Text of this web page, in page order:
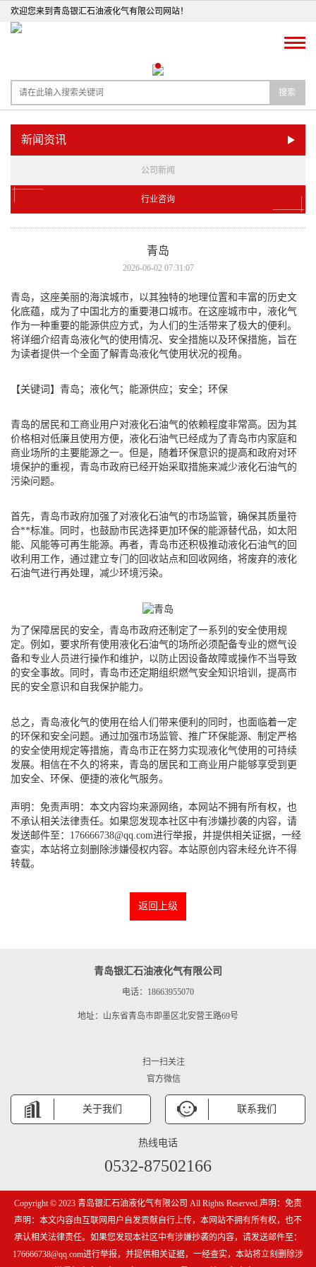
欢迎您来到青岛银汇石油液化气有限公司网站！
搜索
新闻资讯
公司新闻
行业咨询
青岛
2026-06-02 07:31:07
青岛，这座美丽的海滨城市，以其独特的地理位置和丰富的历史文
化底蕴，成为了中国北方的重要港口城市。在这座城市中，液化气
作为一种重要的能源供应方式，为人们的生活带来了极大的便利。
将详细介绍青岛液化气的使用情况、安全措施以及环保措施，旨在
为读者提供一个全面了解青岛液化气使用状况的视角。
【关键词】青岛；液化气；能源供应；安全；环保
青岛的居民和工商业用户对液化石油气的依赖程度非常高。因为其
价格相对低廉且使用方便，液化石油气已经成为了青岛市内家庭和
商业场所的主要能源之一。但是，随着环保意识的提高和政府对环
境保护的重视，青岛市政府已经开始采取措施来减少液化石油气的
污染问题。
首先，青岛市政府加强了对液化石油气的市场监管，确保其质量符
合**标准。同时，也鼓励市民选择更加环保的能源替代品，如太阳
能、风能等可再生能源。再者，青岛市还积极推动液化石油气的回
收利用工作，通过建立专门的回收站点和回收网络，将废弃的液化
石油气进行再处理，减少环境污染。
为了保障居民的安全，青岛市政府还制定了一系列的安全使用规
定。例如，要求所有使用液化石油气的场所必须配备专业的燃气设
备和专业人员进行操作和维护，以防止因设备故障或操作不当导致
的安全事故。同时，青岛市还定期组织燃气安全知识培训，提高市
民的安全意识和自我保护能力。
总之，青岛液化气的使用在给人们带来便利的同时，也面临着一定
的环保和安全问题。通过加强市场监管、推广环保能源、制定严格
的安全使用规定等措施，青岛市正在努力实现液化气使用的可持续
发展。相信在不久的将来，青岛的居民和工商业用户能够享受到更
加安全、环保、便捷的液化气服务。
声明：免责声明：本文内容均来源网络，本网站不拥有所有权，也
不承认相关法律责任。如果您发现本社区中有涉嫌抄袭的内容，请
发送邮件至：176666738@qq.com进行举报，并提供相关证据，一经
查实，本站将立刻删除涉嫌侵权内容。本站原创内容未经允许不得
转载。
返回上级
青岛银汇石油液化气有限公司
电话：18663955070
地址：山东省青岛市即墨区北安营王路69号
扫一扫关注
官方微信
关于我们 联系我们
热线电话
0532-87502166
Copyright © 2023 青岛银汇石油液化气有限公司 All Rights Reserved.声明：免责
声明：本文内容由互联网用户自发贡献自行上传，本网站不拥有所有权，也不
承认相关法律责任。如果您发现本社区中有涉嫌抄袭的内容，请发送邮件至：
176666738@qq.com进行举报，并提供相关证据，一经查实，本站将立刻删除涉